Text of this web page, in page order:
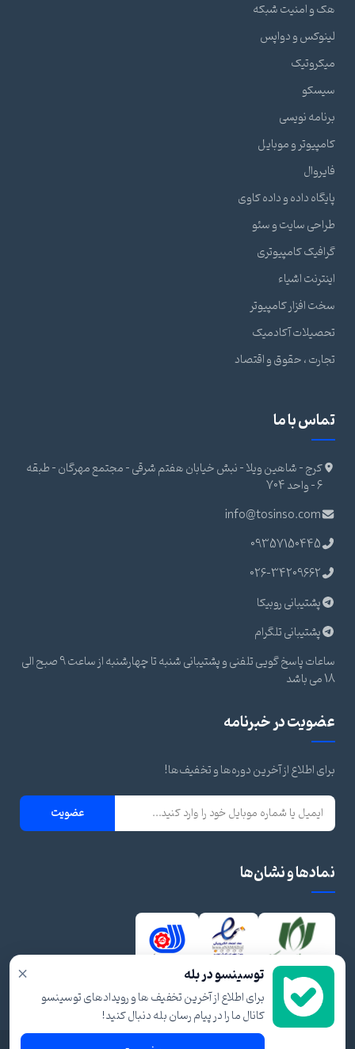
هک و امنیت شبکه
لینوکس و دواپس
میکروتیک
سیسکو
برنامه نویسی
کامپیوتر و موبایل
فایروال
پایگاه داده و داده کاوی
طراحی سایت و سئو
گرافیک کامپیوتری
اینترنت اشیاء
سخت افزار کامپیوتر
تحصیلات آکادمیک
تجارت ، حقوق و اقتصاد
تماس با ما
کرج - شاهین ویلا - نبش خیابان هفتم شرقی - مجتمع مهرگان - طبقه
6 - واحد 704
info@tosinso.com
09357150445
026-34209662
پشتیبانی روبیکا
پشتیبانی تلگرام
ساعات پاسخ گویی تلفنی و پشتیبانی شنبه تا چهارشنبه از ساعت 9 صبح الی
18 می باشد
عضویت در خبرنامه
برای اطلاع از آخرین دوره‌ها و تخفیف‌ها!
عضویت
نمادها و نشان‌ها
× توسینسو در بله
برای اطلاع از آخرین تخفیف ها و رویدادهای توسینسو
کانال ما را در پیام رسان بله دنبال کنید!